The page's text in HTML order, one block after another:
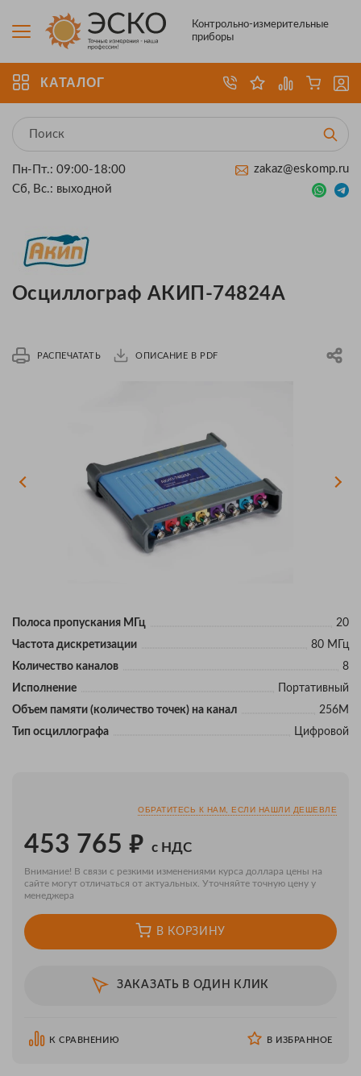
Контрольно-измерительные
приборы
КАТАЛОГ
Пн-Пт.: 09:00-18:00
Сб, Вс.: выходной
zakaz@eskomp.ru
Осциллограф АКИП-74824А
РАСПЕЧАТАТЬ ОПИСАНИЕ В PDF
Полоса пропускания МГц
20
Частота дискретизации
80 МГц
Количество каналов
8
Исполнение
Портативный
Объем памяти (количество точек) на канал
256М
Тип осциллографа
Цифровой
ОБРАТИТЕСЬ К НАМ, ЕСЛИ НАШЛИ ДЕШЕВЛЕ
453 765 ₽ с НДС
Внимание! В связи с резкими изменениями курса доллара цены на
сайте могут отличаться от актуальных. Уточняйте точную цену у
менеджера
В КОРЗИНУ
ЗАКАЗАТЬ В ОДИН КЛИК
К СРАВНЕНИЮ В ИЗБРАННОЕ